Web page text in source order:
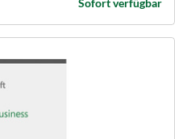
Sofort verfügbar